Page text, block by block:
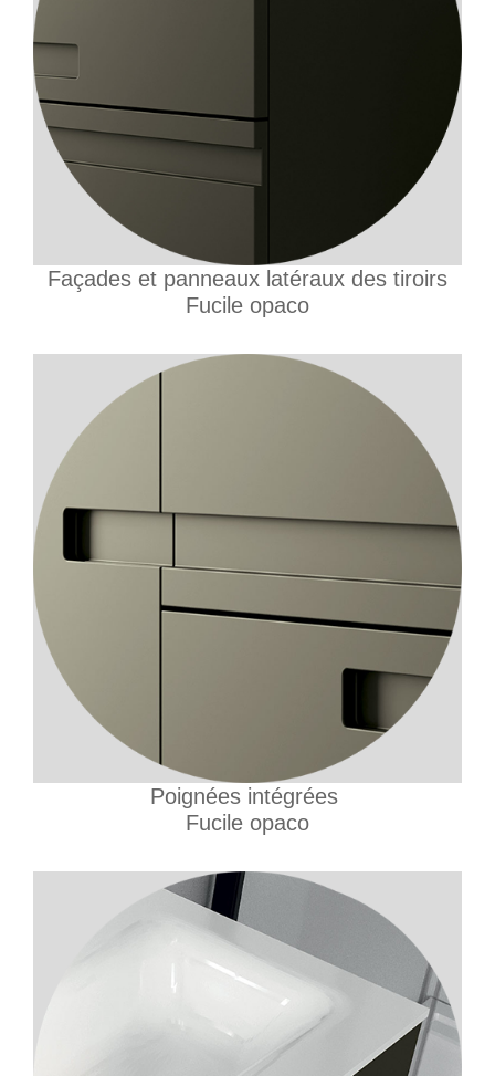
Façades et panneaux latéraux des tiroirs
Fucile opaco
Poignées intégrées
Fucile opaco